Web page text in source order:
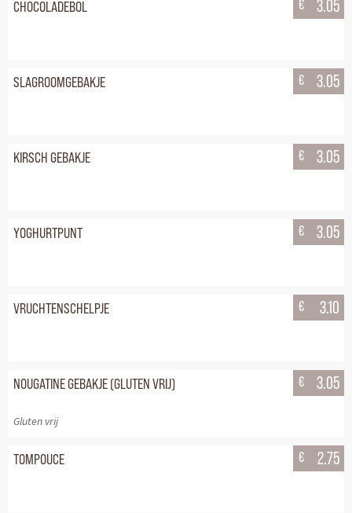
CHOCOLADEBOL € 3.05
SLAGROOMGEBAKJE € 3.05
KIRSCH GEBAKJE € 3.05
YOGHURTPUNT € 3.05
VRUCHTENSCHELPJE € 3.10
NOUGATINE GEBAKJE (GLUTEN VRIJ)
Gluten vrij
€ 3.05
TOMPOUCE € 2.75